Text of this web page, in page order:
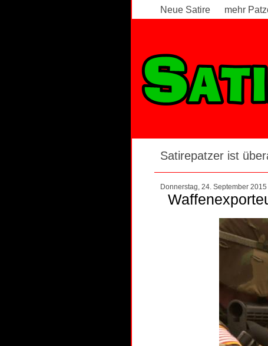
Neue Satire mehr
Satirepatzer ist
Donnerstag, 24. September 2015